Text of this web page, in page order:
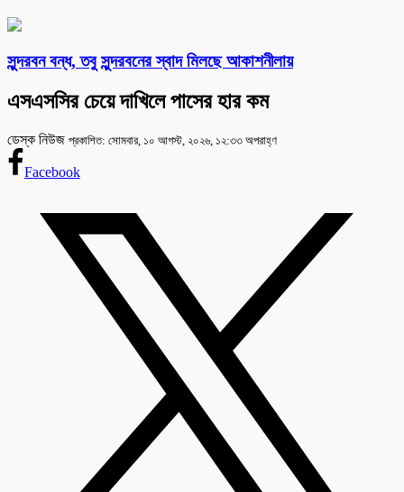
সুন্দরবন বন্ধ, তবু সুন্দরবনের স্বাদ মিলছে আকাশনীলায়
এসএসসির চেয়ে দাখিলে পাসের হার কম
ডেস্ক নিউজ প্রকাশিত: সোমবার, ১০ আগস্ট, ২০২৬, ১২:৩৩ অপরাহ্ণ
Facebook